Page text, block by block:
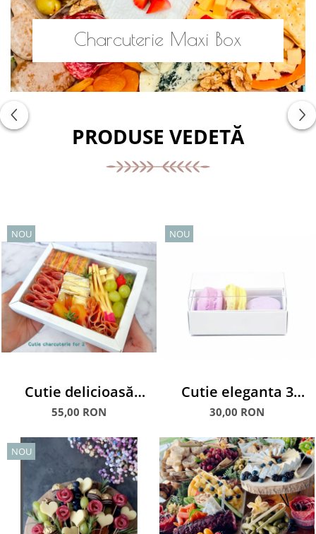
Charcuterie Maxi Box
PRODUSE VEDETĂ
NOU
Cutie delicioasă
Charcuterie for Two
55,00 RON
NOU
Cutie eleganta 3
macarons
30,00 RON
NOU